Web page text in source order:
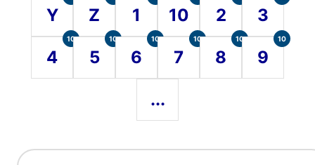
Y Z 1 10 2 3
4
10
5
10
6
10
7
10
8
10
9
10
...